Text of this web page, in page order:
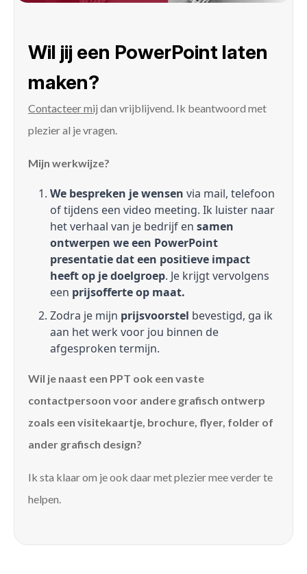
Wil jij een PowerPoint laten
maken?
Contacteer mij dan vrijblijvend. Ik beantwoord met
plezier al je vragen.
Mijn werkwijze?
We bespreken je wensen via mail, telefoon
of tijdens een video meeting. Ik luister naar
het verhaal van je bedrijf en samen
ontwerpen we een PowerPoint
presentatie dat een positieve impact
heeft op je doelgroep. Je krijgt vervolgens
een prijsofferte op maat.
Zodra je mijn prijsvoorstel bevestigd, ga ik
aan het werk voor jou binnen de
afgesproken termijn.
Wil je naast een PPT ook een vaste
contactpersoon voor andere grafisch ontwerp
zoals een visitekaartje, brochure, flyer, folder of
ander grafisch design?
Ik sta klaar om je ook daar met plezier mee verder te
helpen.